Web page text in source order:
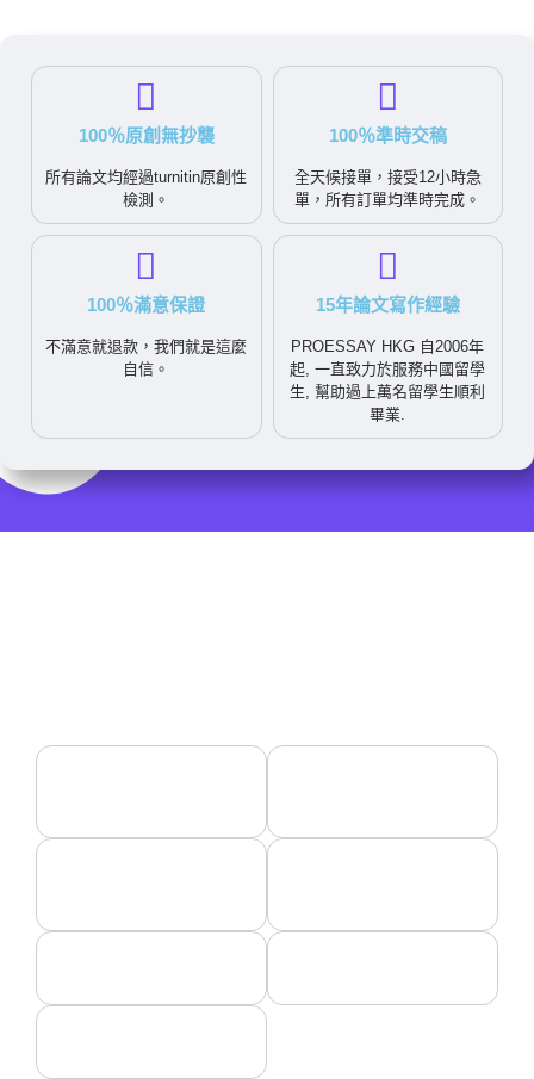
100％原創無抄襲
所有論文均經過turnitin原創性
檢測。
100％準時交稿
全天候接單，接受12小時急
單，所有訂單均準時完成。
100％滿意保證
不滿意就退款，我們就是這麼
自信。
15年論文寫作經驗
PROESSAY HKG 自2006年
起, 一直致力於服務中國留學
生, 幫助過上萬名留學生順利
畢業.